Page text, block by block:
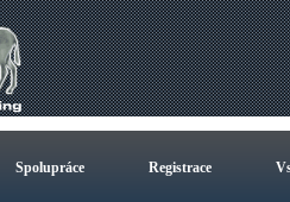
Spolupráce Registrace